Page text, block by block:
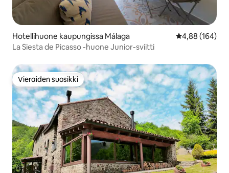
Hotellihuone kaupungissa Málaga
4,88 (164)
La Siesta de Picasso -huone Junior-sviitti
Vieraiden suosikki
Vieraiden suosikki